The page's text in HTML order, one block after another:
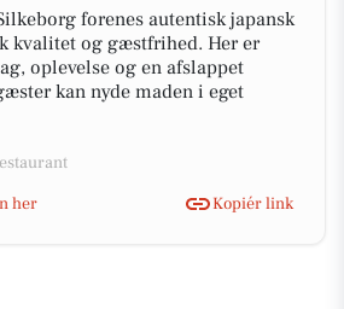
forenes autentisk japansk
kvalitet og gæstfrihed. Her er
oplevelse og en afslappet
kan nyde maden i eget
her
Kopiér link